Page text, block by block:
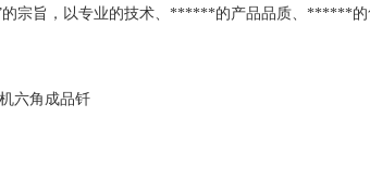
宗旨，以专业的技术、******的产品品质、******的
六角成品钎